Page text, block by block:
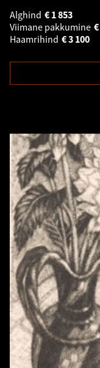
Alghind
1 853
€
Viimane pakkumine €
Haamrihind
3 100
€